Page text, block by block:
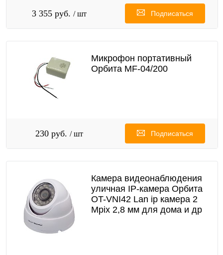
3 355 руб. / шт Подписаться
Микрофон портативный
Орбита MF-04/200
230 руб. / шт Подписаться
Камера видеонаблюдения
уличная IP-камера Орбита
OT-VNI42 Lan ip камера 2
Mpix 2,8 мм для дома и др